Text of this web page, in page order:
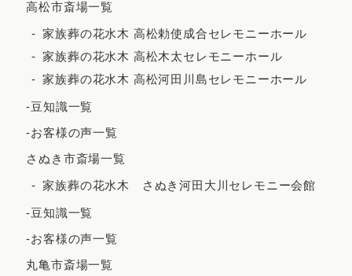
2022年3月
2022年2月
2021年12月
2021年11月
2021年10月
高松市斎場一覧
家族葬の花水木 高松勅使成合セレモニーホール
家族葬の花水木 高松木太セレモニーホール
家族葬の花水木 高松河田川島セレモニーホール
-豆知識一覧
-お客様の声一覧
さぬき市斎場一覧
家族葬の花水木 さぬき河田大川セレモニー会館
-豆知識一覧
-お客様の声一覧
丸亀市斎場一覧